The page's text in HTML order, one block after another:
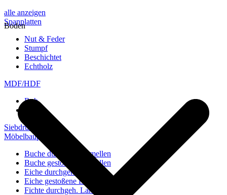
alle anzeigen
Spanplatten
Nut & Feder
Stumpf
Beschichtet
Echtholz
MDF/HDF
Roh
Siebdruckplatten
Möbelbauplatten
Buche durchgeh. Lamellen
Buche gestoßene Lamellen
Eiche durchgeh. Lamellen
Eiche gestoßene Lamellen
Fichte durchgeh. Lamellen
Boden